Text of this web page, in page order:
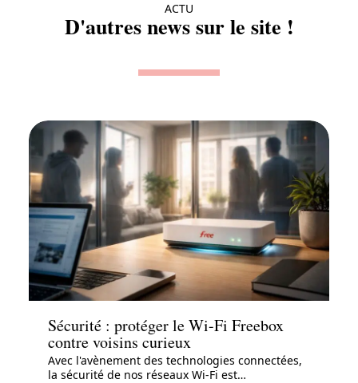
ACTU
D'autres news sur le site !
Enfant
Sécurité : protéger le Wi-Fi Freebox
contre voisins curieux
Avec l'avènement des technologies connectées,
la sécurité de nos réseaux Wi-Fi est…